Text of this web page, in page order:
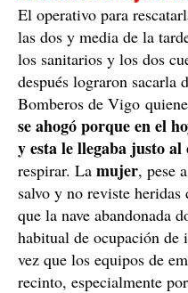
El operativo para
las dos y media de la
los sanitarios y los dos
después lograron
Bomberos de Vigo
se ahogó porque en el
y esta le llegaba justo al
respirar. La mujer, pese
salvo y no reviste heridas
que la nave abandonada
habitual de ocupación de
vez que los equipos de
recinto, especialmente